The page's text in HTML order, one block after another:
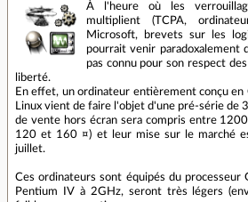
À l'heure où les
multiplient (TCPA,
Microsoft, brevets sur les
pourrait venir paradoxalement
pas connu pour son respect
liberté.
En effet, un ordinateur entièrement conçu
Linux vient de faire l'objet d'une pré-série de
de vente hors écran sera compris entre
120 et 160 ¤) et leur mise sur le marché
juillet.
Ces ordinateurs sont équipés du processeur
Pentium IV à 2GHz, seront très légers